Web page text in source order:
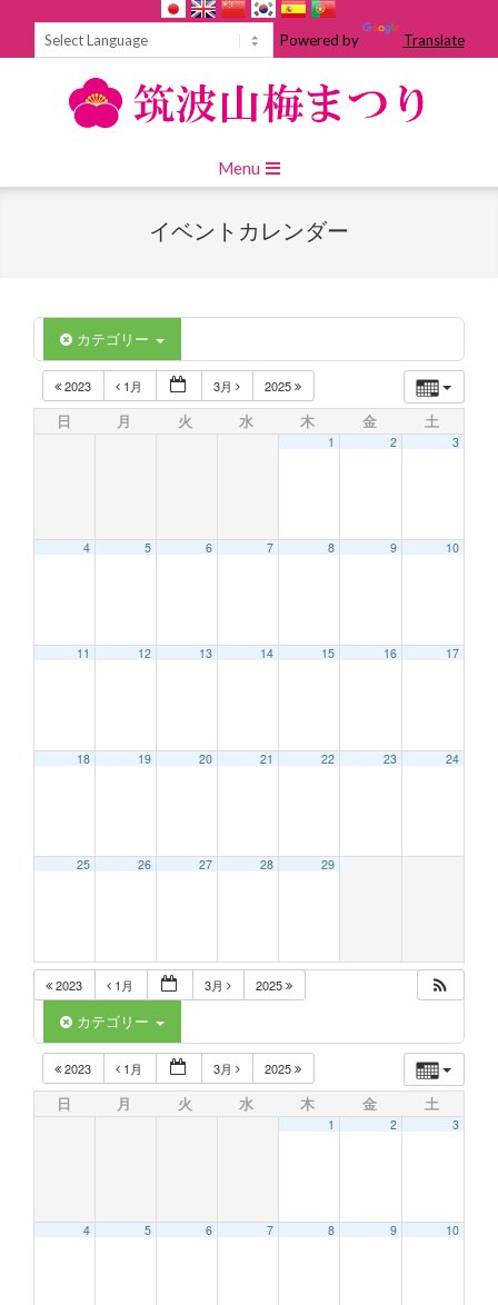
Powered by Translate
Navigation
Menu
イベントカレンダー
カテゴリー
2023 1月 3月 2025
日 月 火 水 木 金 土
1 2 3
4 5 6 7 8 9 10
11 12 13 14 15 16 17
18 19 20 21 22 23 24
25 26 27 28 29
2023 1月 3月 2025
カテゴリー
2023 1月 3月 2025
日 月 火 水 木 金 土
1 2 3
4 5 6 7 8 9 10